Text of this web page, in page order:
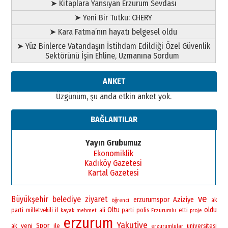
➤ Kitaplara Yansıyan Erzurum Sevdası
➤ Yeni Bir Tutku: CHERY
➤ Kara Fatma’nın hayatı belgesel oldu
➤ Yüz Binlerce Vatandaşın İstihdam Edildiği Özel Güvenlik
Sektörünü İşin Ehline, Uzmanına Sordum
ANKET
Üzgünüm, şu anda etkin anket yok.
BAĞLANTILAR
Yayın Grubumuz
Ekonomiklik
Kadıköy Gazetesi
Kartal Gazetesi
Büyükşehir belediye ziyaret öğrenci erzurumspor Aziziye ve
ak
parti milletvekili il kayak mehmet ali Oltu parti polis Erzurumlu etti proje oldu
ak yeni Spor ile erzurum Yakutiye erzurumlular universitesi